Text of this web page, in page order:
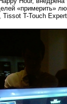
«примерить»
T-Touch